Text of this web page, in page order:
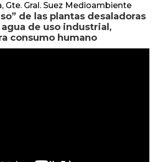
Gte. Gral. Suez Medioambiente
de las plantas desaladoras
de uso industrial,
consumo humano